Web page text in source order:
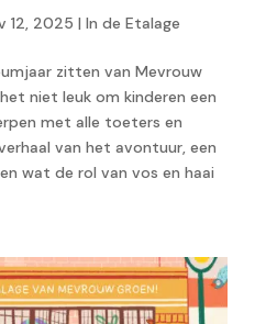
12, 2025 | In de Etalage
zitten van Mevrouw
niet leuk om kinderen een
met alle toeters en
van het avontuur, een
wat de rol van vos en haai